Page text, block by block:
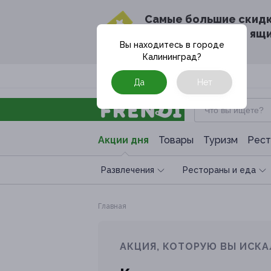
Cамые большие
в твоём почтовом
Москва
Акции дня Товары Туризм
Развлечения Рестораны и еда
Вы находитесь в городе
Калининград?
Да Нет
Главная
АКЦИЯ, КОТОРУЮ ВЫ